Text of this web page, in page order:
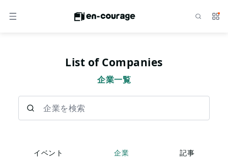
メニュー サ
List of Companies
企業一覧
イベント 企業 記事